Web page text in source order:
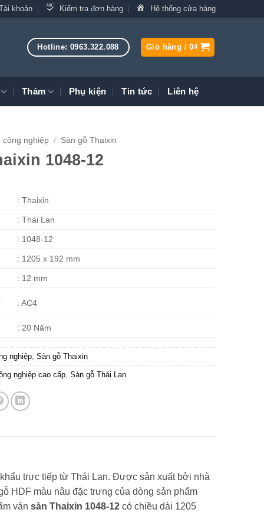
khoản Kiểm tra đơn hàng Hệ thống cửa hàng
Hotline: 0963.322.088 Giỏ hàng /0₫
Thảm Phụ kiện Tin tức Liên hệ
công nghiệp / Sàn gỗ Thaixin
1048-12
: Thaixin
: Thái Lan
: 1048-12
: 1205 x 192 mm
: 12 mm
: AC4
: 20 Năm
nghiệp, Sàn gỗ Thaixin
nghiệp cao cấp, Sàn gỗ Thái Lan
trực tiếp từ Thái Lan. Được sản xuất bởi nhà
HDF màu nâu đặc trưng của dòng sản phẩm
ván sàn Thaixin 1048-12 có chiều dài 1205